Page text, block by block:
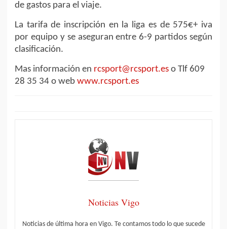
de gastos para el viaje.
La tarifa de inscripción en la liga es de 575€+ iva
por equipo y se aseguran entre 6-9 partidos según
clasificación.
Mas información en rcsport@rcsport.es o Tlf 609
28 35 34 o web www.rcsport.es
Noticias Vigo
Noticias de última hora en Vigo. Te contamos todo lo que sucede